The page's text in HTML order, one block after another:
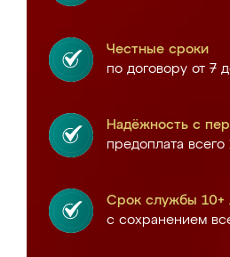
Честные сроки
по договору от 7
Надёжность с
предоплата всего
Срок службы 10+
с сохранением